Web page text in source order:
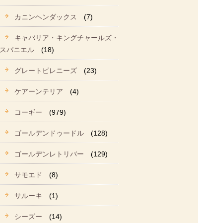
カニンヘンダックス (7)
キャバリア・キングチャールズ・
スパニエル
(18)
グレートピレニーズ (23)
ケアーンテリア (4)
コーギー (979)
ゴールデンドゥードル (128)
ゴールデンレトリバー (129)
サモエド (8)
サルーキ (1)
シーズー (14)